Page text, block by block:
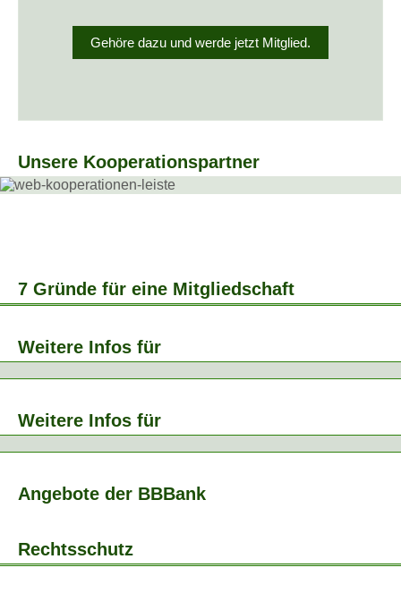
Gehöre dazu und werde jetzt Mitglied.
Unsere Kooperationspartner
7 Gründe für eine Mitgliedschaft
Weitere Infos für
Weitere Infos für
Angebote der BBBank
Rechtsschutz